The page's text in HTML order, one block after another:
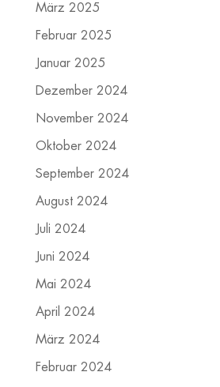
März 2025
Februar 2025
Januar 2025
Dezember 2024
November 2024
Oktober 2024
September 2024
August 2024
Juli 2024
Juni 2024
Mai 2024
April 2024
März 2024
Februar 2024